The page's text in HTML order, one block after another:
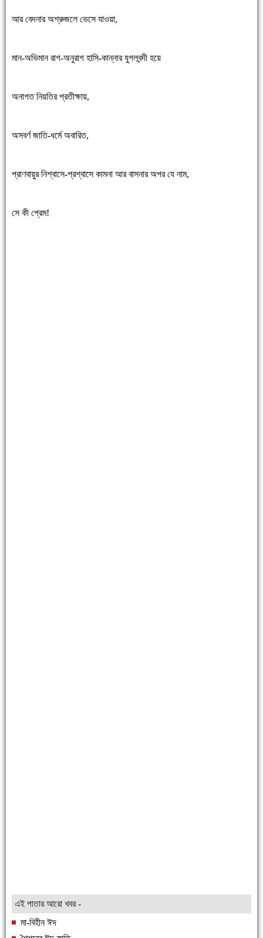
আর বেদনার অশ্রুজলে ভেসে যাওয়া,
মান-অভিমান রাগ-অনুরাগ হাসি-কান্নার যুগলবন্দী হয়ে
অনাগত নিয়তির প্রতীক্ষায়,
অসবর্ণ জাতি-ধর্মে অবারিত,
প্রাণবায়ুর নিশ্বাসে-প্রশ্বাসে কামনা আর বাসনার অপর যে নাম,
সে কী প্রেম!
এই পাতার আরো খবর -
মা-বিহীন ঈদ